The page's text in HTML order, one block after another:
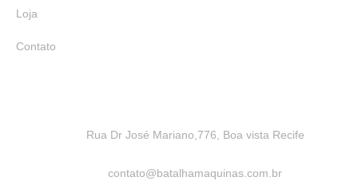
Loja
Contato
Rua Dr José Mariano,776, Boa vista Recife
contato@batalhamaquinas.com.br